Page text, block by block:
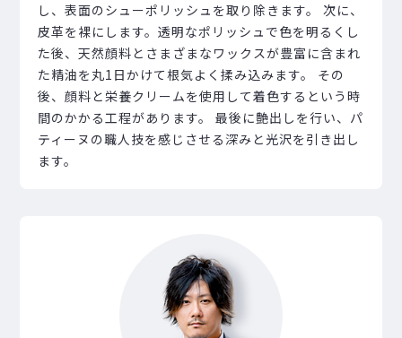
し、表面のシューポリッシュを取り除きます。 次に、
皮革を裸にします。透明なポリッシュで色を明るくし
た後、天然顔料とさまざまなワックスが豊富に含まれ
た精油を丸1日かけて根気よく揉み込みます。 その
後、顔料と栄養クリームを使用して着色するという時
間のかかる工程があります。 最後に艶出しを行い、パ
ティーヌの職人技を感じさせる深みと光沢を引き出し
ます。